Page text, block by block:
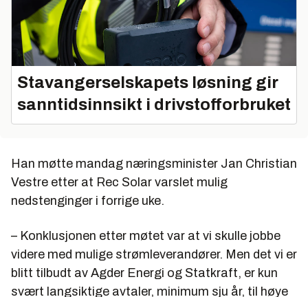
Stavangerselskapets løsning gir
sanntidsinnsikt i drivstofforbruket
Han møtte mandag næringsminister Jan Christian
Vestre etter at Rec Solar varslet mulig
nedstenginger i forrige uke.
– Konklusjonen etter møtet var at vi skulle jobbe
videre med mulige strømleverandører. Men det vi er
blitt tilbudt av Agder Energi og Statkraft, er kun
svært langsiktige avtaler, minimum sju år, til høye